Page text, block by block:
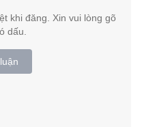
khi đăng. Xin vui lòng gõ
dấu.